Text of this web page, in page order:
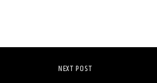
NEXT POST